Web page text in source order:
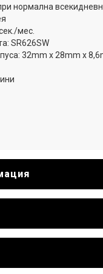
нормална
мес.
SR626SW
32mm x 28mm x